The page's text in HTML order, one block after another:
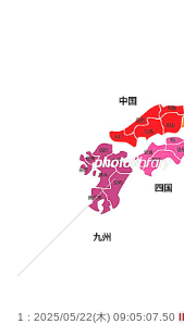
【悲報】日本、
出額が台湾と韓
一度でも"精神
元通りにする医
忍空があまり評
一番かっこいい
w w
Powered by livedoor
1 : 2025/05/22(木) 09:05:07.50